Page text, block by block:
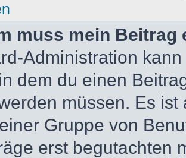
muss mein
Administration
dem du einen
müssen. Es
Gruppe von
erst begutachten